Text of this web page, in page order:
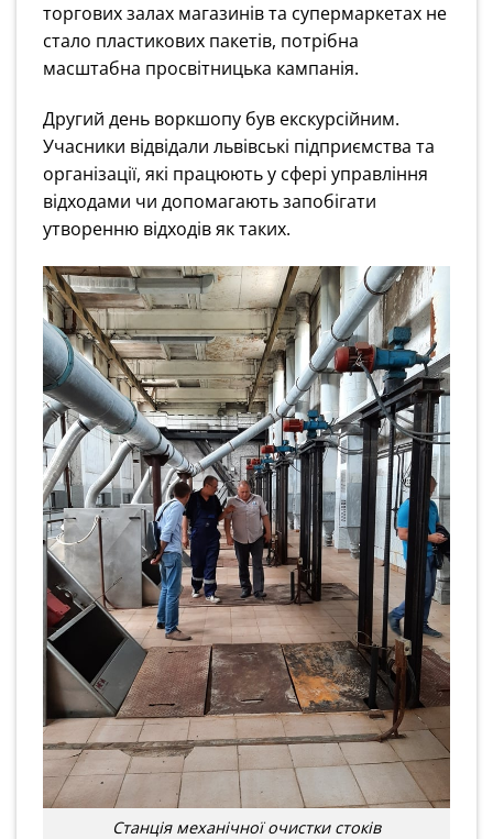
торгових залах магазинів та супермаркетах не
стало пластикових пакетів, потрібна
масштабна просвітницька кампанія.
Другий день воркшопу був екскурсійним.
Учасники відвідали львівські підприємства та
організації, які працюють у сфері управління
відходами чи допомагають запобігати
утворенню відходів як таких.
Станція механічної очистки стоків